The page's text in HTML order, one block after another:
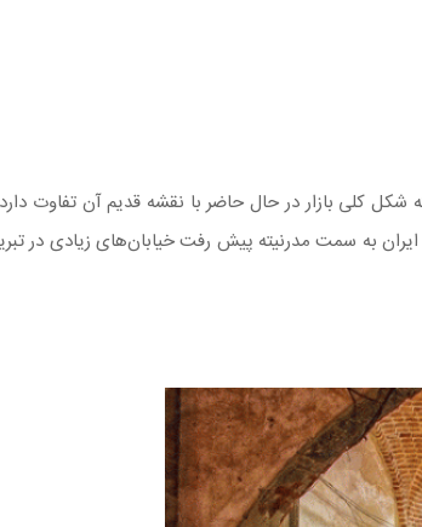
شکل کلی بازار در حال حاضر با نقشه قدیم آن تفاوت
به سمت مدرنیته پیش رفت خیابان‌های زیادی در